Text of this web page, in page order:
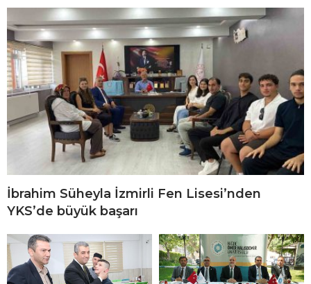
İbrahim Süheyla İzmirli Fen Lisesi’nden
YKS’de büyük başarı